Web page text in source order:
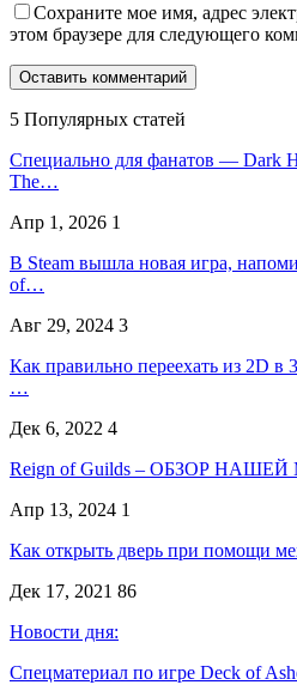
Сохраните мое имя, адрес
этом браузере для следующего
5 Популярных статей
Специально для фанатов — Dark
The…
Апр 1, 2026 1
В Steam вышла новая игра,
of…
Авг 29, 2024 3
Как правильно переехать из 2D в
…
Дек 6, 2022 4
Reign of Guilds – ОБЗОР НАШЕЙ
Апр 13, 2024 1
Как открыть дверь при помощи
Дек 17, 2021 86
Новости дня:
Спецматериал по игре Deck of